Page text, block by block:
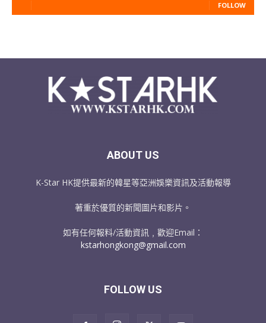
FOLLOW
ABOUT US
K-Star HK提供最新的韓星等亞洲娛樂資訊及活動報導
著重於優質的新聞圖片和影片。
如有任何報料/活動資訊﹐歡迎Email：
kstarhongkong@gmail.com
FOLLOW US